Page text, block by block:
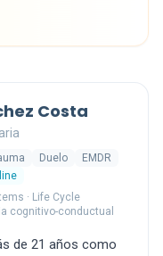
Costa
Duelo
EMDR
· Life Cycle
cognitivo-conductual
de 21 años como